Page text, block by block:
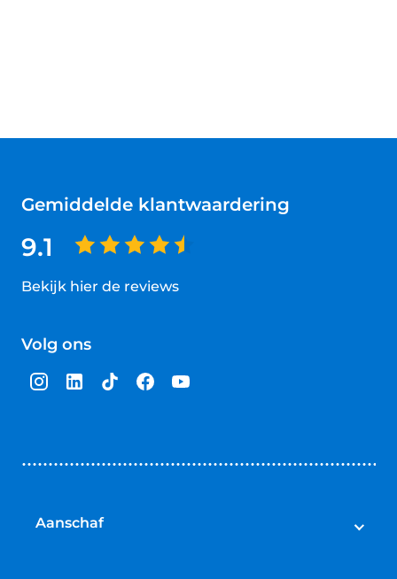
Gemiddelde klantwaardering
9.1
Bekijk hier de reviews
van
sterren
Volg ons
Aanschaf